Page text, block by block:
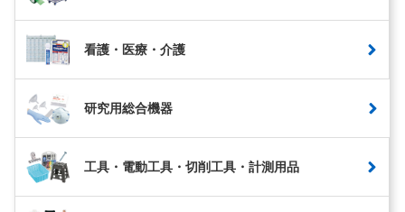
看護・医療・介護
研究用総合機器
工具・電動工具・切削工具・計測用品